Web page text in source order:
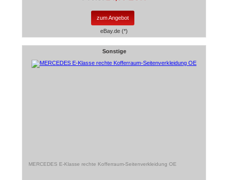
zum Angebot
eBay.de (*)
Sonstige
MERCEDES E-Klasse rechte Kofferraum-Seitenverkleidung OE